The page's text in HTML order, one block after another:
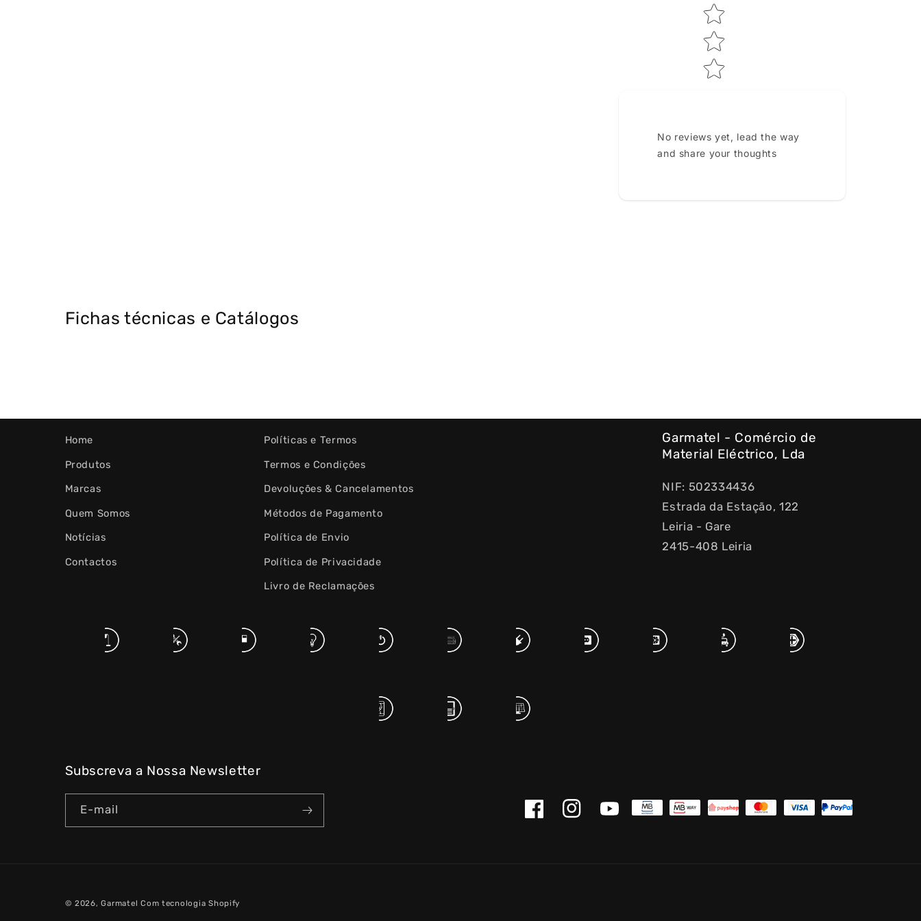
No reviews yet, lead the way
and share your thoughts
Fichas técnicas e Catálogos
Home
Produtos
Marcas
Quem Somos
Notícias
Contactos
Políticas e Termos
Termos e Condições
Devoluções & Cancelamentos
Métodos de Pagamento
Política de Envio
Política de Privacidade
Livro de Reclamações
Garmatel - Comércio de
Material Eléctrico, Lda
NIF: 502334436
Estrada da Estação, 122
Leiria - Gare
2415-408 Leiria
Subscreva a Nossa Newsletter
E-mail FacebookInstagramYouTube
© 2026,Garmatel Com tecnologia Shopify